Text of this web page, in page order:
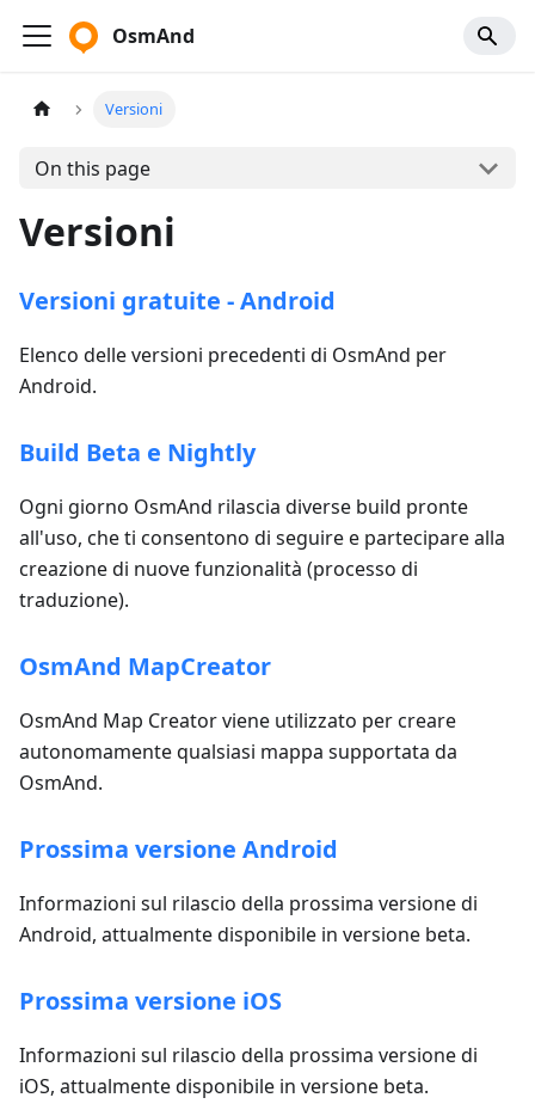
OsmAnd
Versioni
On this page
Versioni
Versioni gratuite - Android
Elenco delle versioni precedenti di OsmAnd per
Android.
Build Beta e Nightly
Ogni giorno OsmAnd rilascia diverse build pronte
all'uso, che ti consentono di seguire e partecipare alla
creazione di nuove funzionalità (processo di
traduzione).
OsmAnd MapCreator
OsmAnd Map Creator viene utilizzato per creare
autonomamente qualsiasi mappa supportata da
OsmAnd.
Prossima versione Android
Informazioni sul rilascio della prossima versione di
Android, attualmente disponibile in versione beta.
Prossima versione iOS
Informazioni sul rilascio della prossima versione di
iOS, attualmente disponibile in versione beta.